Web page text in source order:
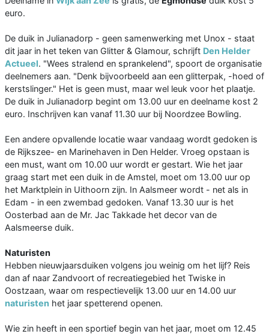
euro.
De duik in Julianadorp - geen samenwerking met Unox - staat
dit jaar in het teken van Glitter & Glamour, schrijft Den Helder
Actueel. "Wees stralend en sprankelend", spoort de organisatie
deelnemers aan. "Denk bijvoorbeeld aan een glitterpak, -hoed of
kerstslinger." Het is geen must, maar wel leuk voor het plaatje.
De duik in Julianadorp begint om 13.00 uur en deelname kost 2
euro. Inschrijven kan vanaf 11.30 uur bij Noordzee Bowling.
Een andere opvallende locatie waar vandaag wordt gedoken is
de Rijkszee- en Marinehaven in Den Helder. Vroeg opstaan is
een must, want om 10.00 uur wordt er gestart. Wie het jaar
graag start met een duik in de Amstel, moet om 13.00 uur op
het Marktplein in Uithoorn zijn. In Aalsmeer wordt - net als in
Edam - in een zwembad gedoken. Vanaf 13.30 uur is het
Oosterbad aan de Mr. Jac Takkade het decor van de
Aalsmeerse duik.
Naturisten
Hebben nieuwjaarsduiken volgens jou weinig om het lijf? Reis
dan af naar Zandvoort of recreatiegebied het Twiske in
Oostzaan, waar om respectievelijk 13.00 uur en 14.00 uur
naturisten het jaar spetterend openen.
Wie zin heeft in een sportief begin van het jaar, moet om 12.45